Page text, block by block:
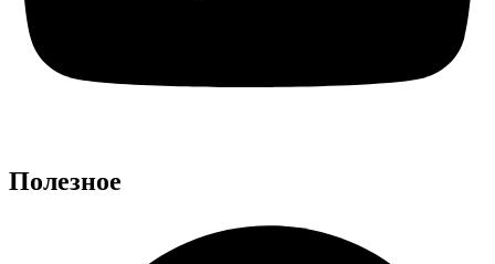
Полезное